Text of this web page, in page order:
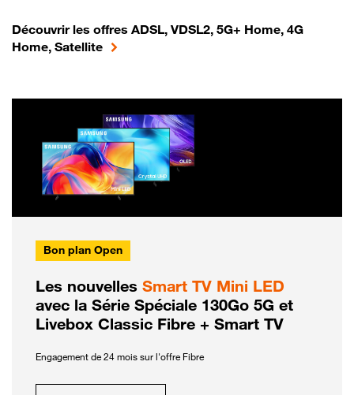
Découvrir les offres ADSL, VDSL2, 5G+ Home, 4G
Home, Satellite
Bon plan Open
Les nouvelles Smart TV Mini LED
avec la Série Spéciale 130Go 5G et
Livebox Classic Fibre + Smart TV
Engagement de 24 mois sur l'offre Fibre